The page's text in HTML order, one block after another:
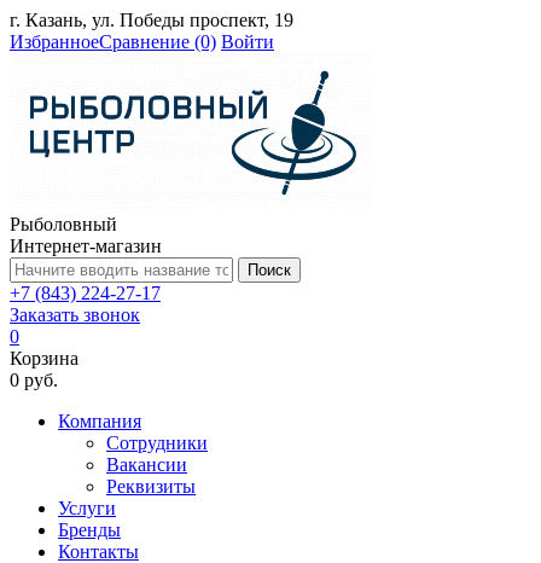
г. Казань, ул. Победы проспект, 19
ИзбранноеСравнение (0) Войти
Рыболовный
Интернет-магазин
Поиск
+7 (843) 224-27-17
Заказать звонок
0
Корзина
0 руб.
Компания
Сотрудники
Вакансии
Реквизиты
Услуги
Бренды
Контакты